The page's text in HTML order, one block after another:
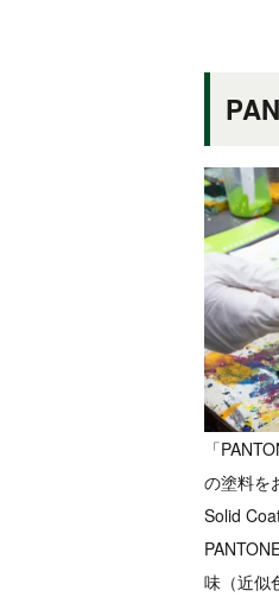
「
の塗料を
Solid
味（近似